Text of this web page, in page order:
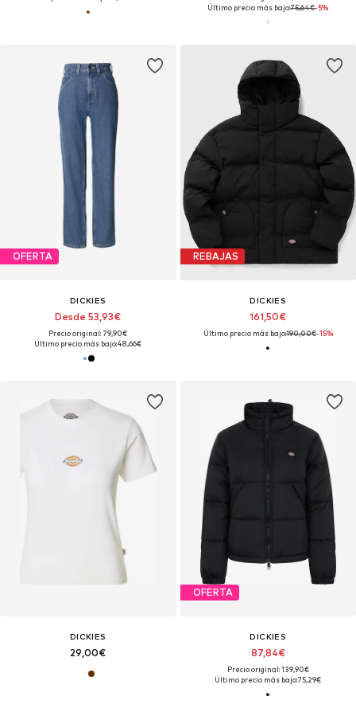
Último precio más bajo:75,64€-5%
OFERTA
DICKIES
Desde 53,93€
Precio original: 79,90€
Último precio más bajo:48,66€
REBAJAS
DICKIES
161,50€
Último precio más bajo:190,00€-15%
DICKIES
29,00€
OFERTA
DICKIES
87,84€
Precio original: 139,90€
Último precio más bajo:75,29€